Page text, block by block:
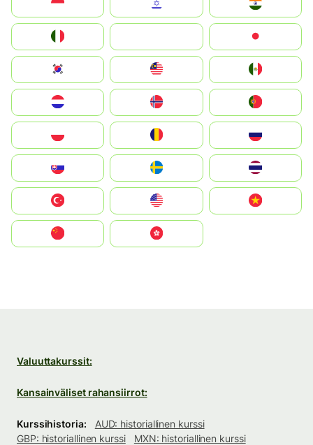
South Korea
United States
中國香港特別行政區
Valuuttakurssit:
Kansainväliset rahansiirrot:
Kurssihistoria:
AUD: historiallinen kurssi
GBP: historiallinen kurssi
MXN: historiallinen kurssi